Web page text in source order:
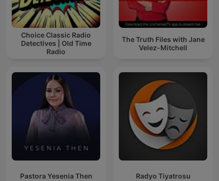
Choice Classic Radio
Detectives | Old Time
Radio
The Truth Files with Jane
Velez-Mitchell
Pastora Yesenia Then Radyo Tiyatrosu